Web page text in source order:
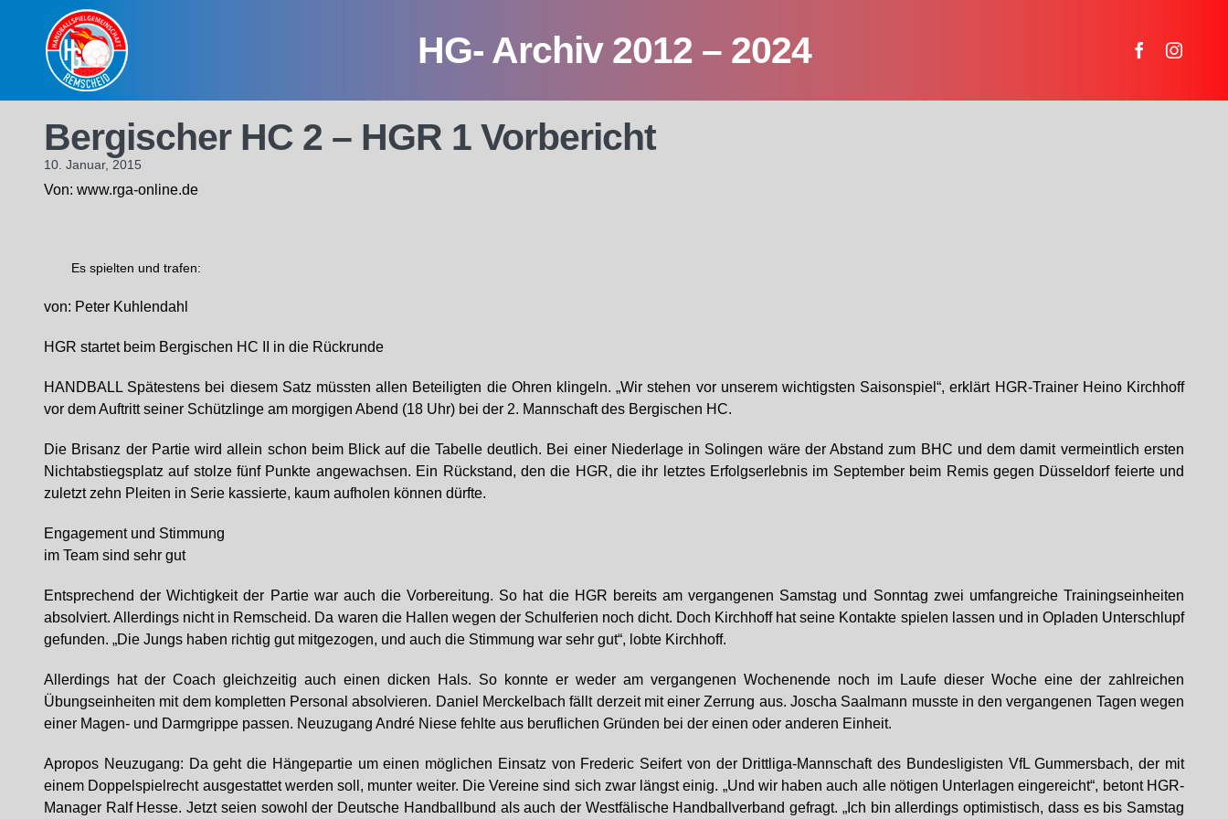
content
HG- Archiv 2012 – 2024
Bergischer HC 2 – HGR 1 Vorbericht
10. Januar, 2015
Von: www.rga-online.de
Es spielten und trafen:
von: Peter Kuhlendahl
HGR startet beim Bergischen HC II in die Rückrunde
HANDBALL Spätestens bei diesem Satz müssten allen Beteiligten die Ohren klingeln. „Wir stehen vor unserem wichtigsten Saisonspiel“, erklärt HGR-Trainer Heino Kirchhoff
vor dem Auftritt seiner Schützlinge am morgigen Abend (18 Uhr) bei der 2. Mannschaft des Bergischen HC.
Die Brisanz der Partie wird allein schon beim Blick auf die Tabelle deutlich. Bei einer Niederlage in Solingen wäre der Abstand zum BHC und dem damit vermeintlich ersten
Nichtabstiegsplatz auf stolze fünf Punkte angewachsen. Ein Rückstand, den die HGR, die ihr letztes Erfolgserlebnis im September beim Remis gegen Düsseldorf feierte und
zuletzt zehn Pleiten in Serie kassierte, kaum aufholen können dürfte.
Engagement und Stimmung
im Team sind sehr gut
Entsprechend der Wichtigkeit der Partie war auch die Vorbereitung. So hat die HGR bereits am vergangenen Samstag und Sonntag zwei umfangreiche Trainingseinheiten
absolviert. Allerdings nicht in Remscheid. Da waren die Hallen wegen der Schulferien noch dicht. Doch Kirchhoff hat seine Kontakte spielen lassen und in Opladen Unterschlupf
gefunden. „Die Jungs haben richtig gut mitgezogen, und auch die Stimmung war sehr gut“, lobte Kirchhoff.
Allerdings hat der Coach gleichzeitig auch einen dicken Hals. So konnte er weder am vergangenen Wochenende noch im Laufe dieser Woche eine der zahlreichen
Übungseinheiten mit dem kompletten Personal absolvieren. Daniel Merckelbach fällt derzeit mit einer Zerrung aus. Joscha Saalmann musste in den vergangenen Tagen wegen
einer Magen- und Darmgrippe passen. Neuzugang André Niese fehlte aus beruflichen Gründen bei der einen oder anderen Einheit.
Apropos Neuzugang: Da geht die Hängepartie um einen möglichen Einsatz von Frederic Seifert von der Drittliga-Mannschaft des Bundesligisten VfL Gummersbach, der mit
einem Doppelspielrecht ausgestattet werden soll, munter weiter. Die Vereine sind sich zwar längst einig. „Und wir haben auch alle nötigen Unterlagen eingereicht“, betont HGR-
Manager Ralf Hesse. Jetzt seien sowohl der Deutsche Handballbund als auch der Westfälische Handballverband gefragt. „Ich bin allerdings optimistisch, dass es bis Samstag